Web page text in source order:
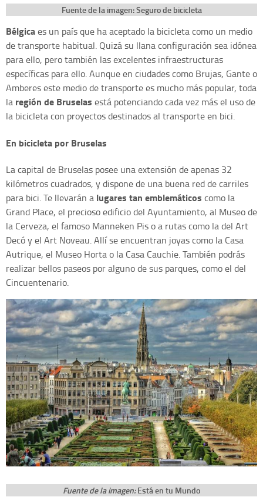
Fuente de la imagen:Seguro de bicicleta
Bélgicaes un país que ha aceptado la bicicleta como un medio
de transporte habitual. Quizá su llana configuración sea idónea
para ello, pero también las excelentes infraestructuras
específicas para ello. Aunque en ciudades como Brujas, Gante o
Amberes este medio de transporte es mucho más popular, toda
la región de Bruselas está potenciando cada vez más el uso de
la bicicleta con proyectos destinados al transporte en bici.
En bicicleta por Bruselas
La capital de Bruselas posee una extensión de apenas 32
kilómetros cuadrados, y dispone de una buena red de carriles
para bici. Te llevarán a lugares tan emblemáticos como la
Grand Place, el precioso edificio del Ayuntamiento, al Museo de
la Cerveza, el famoso Manneken Pis o a rutas como la del Art
Decó y el Art Noveau. Allí se encuentran joyas como la Casa
Autrique, el Museo Horta o la Casa Cauchie. También podrás
realizar bellos paseos por alguno de sus parques, como el del
Cincuentenario.
Fuente de la imagen:Está en tu Mundo